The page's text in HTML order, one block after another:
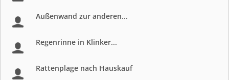
Außenwand zur anderen...
Regenrinne in Klinker...
Rattenplage nach Hauskauf